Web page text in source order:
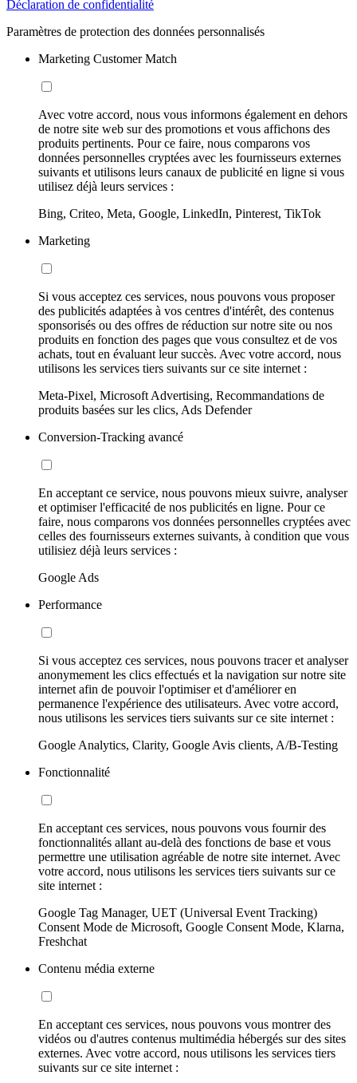
Déclaration de confidentialité
Paramètres de protection des données personnalisés
Marketing Customer Match
Avec votre accord, nous vous informons également en dehors
de notre site web sur des promotions et vous affichons des
produits pertinents. Pour ce faire, nous comparons vos
données personnelles cryptées avec les fournisseurs externes
suivants et utilisons leurs canaux de publicité en ligne si vous
utilisez déjà leurs services :
Bing, Criteo, Meta, Google, LinkedIn, Pinterest, TikTok
Marketing
Si vous acceptez ces services, nous pouvons vous proposer
des publicités adaptées à vos centres d'intérêt, des contenus
sponsorisés ou des offres de réduction sur notre site ou nos
produits en fonction des pages que vous consultez et de vos
achats, tout en évaluant leur succès. Avec votre accord, nous
utilisons les services tiers suivants sur ce site internet :
Meta-Pixel, Microsoft Advertising, Recommandations de
produits basées sur les clics, Ads Defender
Conversion-Tracking avancé
En acceptant ce service, nous pouvons mieux suivre, analyser
et optimiser l'efficacité de nos publicités en ligne. Pour ce
faire, nous comparons vos données personnelles cryptées avec
celles des fournisseurs externes suivants, à condition que vous
utilisiez déjà leurs services :
Google Ads
Performance
Si vous acceptez ces services, nous pouvons tracer et analyser
anonymement les clics effectués et la navigation sur notre site
internet afin de pouvoir l'optimiser et d'améliorer en
permanence l'expérience des utilisateurs. Avec votre accord,
nous utilisons les services tiers suivants sur ce site internet :
Google Analytics, Clarity, Google Avis clients, A/B-Testing
Fonctionnalité
En acceptant ces services, nous pouvons vous fournir des
fonctionnalités allant au-delà des fonctions de base et vous
permettre une utilisation agréable de notre site internet. Avec
votre accord, nous utilisons les services tiers suivants sur ce
site internet :
Google Tag Manager, UET (Universal Event Tracking)
Consent Mode de Microsoft, Google Consent Mode, Klarna,
Freshchat
Contenu média externe
En acceptant ces services, nous pouvons vous montrer des
vidéos ou d'autres contenus multimédia hébergés sur des sites
externes. Avec votre accord, nous utilisons les services tiers
suivants sur ce site internet :